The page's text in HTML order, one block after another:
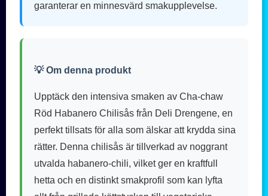
garanterar en minnesvärd smakupplevelse.
💡 Om denna produkt
Upptäck den intensiva smaken av Cha-chaw
Röd Habanero Chilisås från Deli Drengene, en
perfekt tillsats för alla som älskar att krydda sina
rätter. Denna chilisås är tillverkad av noggrant
utvalda habanero-chili, vilket ger en kraftfull
hetta och en distinkt smakprofil som kan lyfta